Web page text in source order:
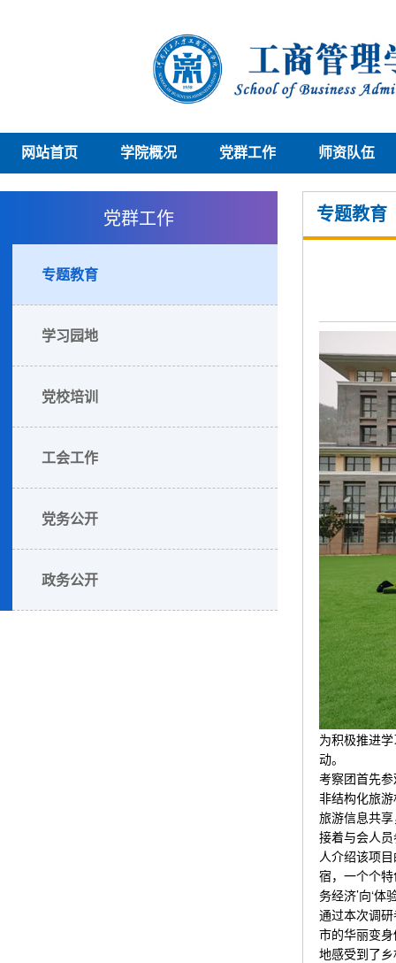
网站首页 学院概况 党群工作 师资队伍
党群工作
专题教育
学习园地
党校培训
工会工作
党务公开
政务公开
专题教育
为积极推进
动。
考察团首先
非结构化旅
旅游信息共
接着与会人
人介绍该项
宿，一个个
务经济’向‘体
通过本次调
市的华丽变
地感受到了